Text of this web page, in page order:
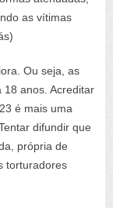
as vítimas
Ou seja, as
18 anos. Acreditar
é mais uma
difundir que
própria de
torturadores